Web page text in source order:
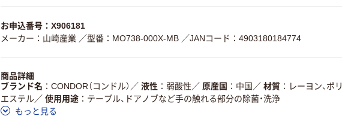
お申込番号：X906181
メーカー：山崎産業 ／型番：MO738-000X-MB ／JANコード：4903180184774
商品詳細
ブランド名
CONDOR（コンドル） ／ 液性 弱酸性 ／ 原産国 中国 ／ 材質
レーヨン、ポリ
エステル／ 使用用途
テーブル、ドアノブなど手の触れる部分の除菌・洗浄
もっと見る